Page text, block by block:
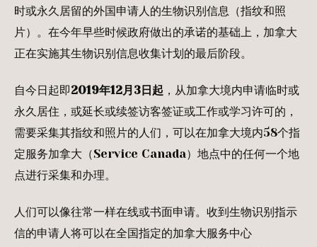
时或永久居留的外国申请人的生物识别信息（指纹和照
片）。在今年早些时候政府做出的承诺的基础上，加拿大
正在实施其生物识别信息收集计划的最后阶段。
自今日起即2019年12月3 日起 ，从加拿大境内申请临时或
永久居住，或延长或续签访客签证或工作或学习许可的，
需要采集其指纹和照片的人们，可以在加拿大境内58个指
定服务加拿大（Service Canada）地点中的任何一个地
点进行采集和办理。
人们可以像往常一样在线或书面申请。收到生物识别指示
信的申请人将可以在全国指定的加拿大服务中心